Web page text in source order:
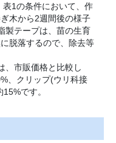
表1の条件において、作
木から2週間後の様子
製テープは、苗の生育
脱落するので、除去等
、市販価格と比較し
、クリップ(ウリ科接
です。